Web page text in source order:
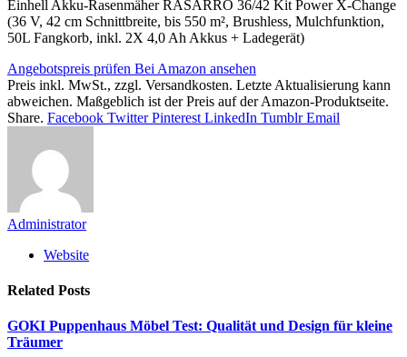
Einhell Akku-Rasenmäher RASARRO 36/42 Kit Power X-Change
(36 V, 42 cm Schnittbreite, bis 550 m², Brushless, Mulchfunktion,
50L Fangkorb, inkl. 2X 4,0 Ah Akkus + Ladegerät)
Angebotspreis prüfen Bei Amazon ansehen
Preis inkl. MwSt., zzgl. Versandkosten. Letzte Aktualisierung kann
abweichen. Maßgeblich ist der Preis auf der Amazon-Produktseite.
Share. Facebook Twitter Pinterest LinkedIn Tumblr Email
Administrator
Website
Related Posts
GOKI Puppenhaus Möbel Test: Qualität und Design für kleine
Träumer